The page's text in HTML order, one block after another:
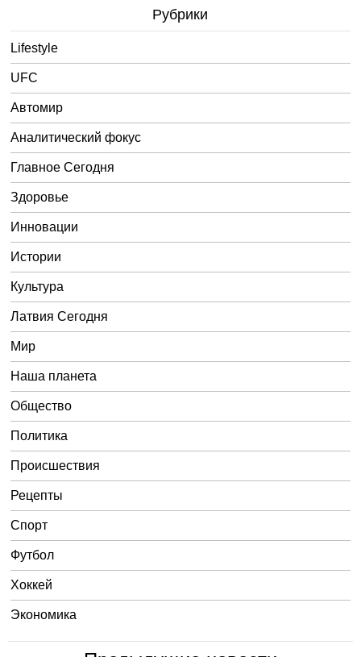
Рубрики
Lifestyle
UFC
Автомир
Аналитический фокус
Главное Сегодня
Здоровье
Инновации
Истории
Культура
Латвия Сегодня
Мир
Наша планета
Общество
Политика
Происшествия
Рецепты
Спорт
Футбол
Хоккей
Экономика